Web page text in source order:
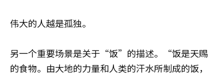
伟大的人越是孤独。
另一个重要场景是关于“饭”的描述。“饭是天赐
的食物。由大地的力量和人类的汗水所制成的饭，